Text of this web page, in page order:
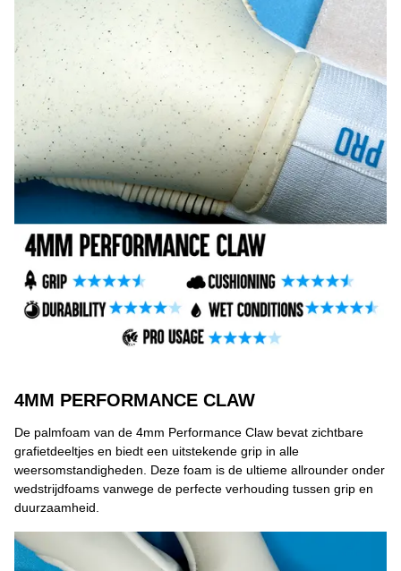
4MM PERFORMANCE CLAW
De palmfoam van de 4mm Performance Claw bevat zichtbare
grafietdeeltjes en biedt een uitstekende grip in alle
weersomstandigheden. Deze foam is de ultieme allrounder onder
wedstrijdfoams vanwege de perfecte verhouding tussen grip en
duurzaamheid.